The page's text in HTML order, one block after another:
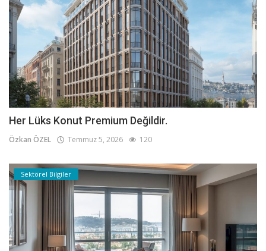
Her Lüks Konut Premium Değildir.
Özkan ÖZEL Temmuz 5, 2026 120
Sektörel Bilgiler